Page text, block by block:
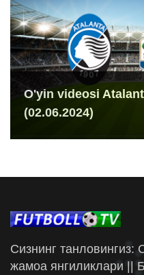
O'yin videosi
(02.06.2024)
Сизнинг танловингиз:
жамоа янгиликлари ||